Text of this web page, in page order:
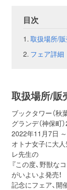
目次
取扱場所/
フェア詳細
取扱場所/販
ブックタワー（秋
グランデ（神保町
2022年11月7日
オトナ女子に大人
レ先生の
『この度、野獣な
がいよいよ発売！
記念にフェア、
フェア